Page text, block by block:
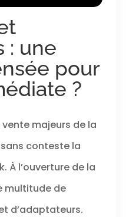
4 fois
des caméras HD
Prend
charge la
micro SD
128 Go.
étanche
40 m :
avec boîtier
étanche IP68,
à l'eau
m. Idéal pour
les sports
tels
la natation,
: une
pour
?
vente majeurs de la
conteste la
À l’ouverture de la
multitude de
d’adaptateurs.